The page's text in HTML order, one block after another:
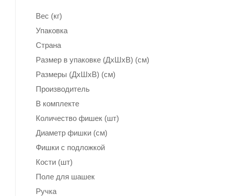
Вес (кг)
Упаковка
Страна
Размер в упаковке (ДхШxВ) (см)
Размеры (ДxШxВ) (см)
Производитель
В комплекте
Количество фишек (шт)
Диаметр фишки (см)
Фишки с подложкой
Кости (шт)
Поле для шашек
Ручка